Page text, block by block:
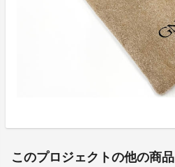
このプロジェクトの他の商品